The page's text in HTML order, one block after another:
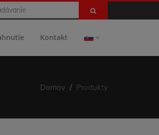
Kontakt
Domov Produkty